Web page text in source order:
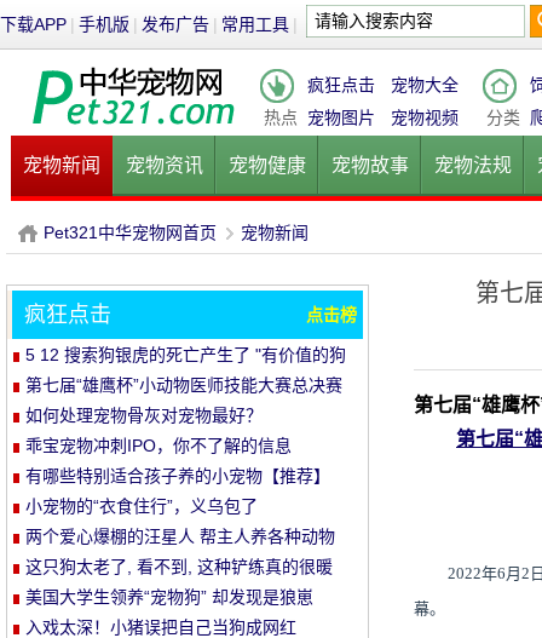
下载APP | 手机版 | 发布广告 | 常用工具 |
热点
疯狂点击
宠物大全
宠物图片
宠物视频 分类
宠物新闻 宠物资讯 宠物健康 宠物故事 宠物法规
健康饮食 宠物美容 宠物医院
P
et
Pet321中华宠物网首页
›
宠物新闻
第七
第七届“雄鹰
第七届“
2022年6月2
幕。
疯狂点击 点击榜
5 12 搜索狗银虎的死亡产生了 "有价值的狗
基因存储计划"
第七届“雄鹰杯”小动物医师技能大赛总决赛
圆满落幕
如何处理宠物骨灰对宠物最好？
乖宝宠物冲刺IPO，你不了解的信息
有哪些特别适合孩子养的小宠物【推荐】
小宠物的“衣食住行”，义乌包了
两个爱心爆棚的汪星人 帮主人养各种动物
这只狗太老了, 看不到, 这种铲练真的很暖
和!
美国大学生领养“宠物狗” 却发现是狼崽
入戏太深！小猪误把自己当狗成网红